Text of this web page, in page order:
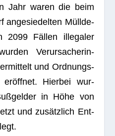
Jahr waren die beim
ange­sie­del­ten Müll­de­
2099 Fäl­len ille­ga­ler
Ver­ur­sa­che­rin­
und Ord­nungs­
eröff­net. Hier­bei wur­
in Höhe von
und zusätz­lich Ent­